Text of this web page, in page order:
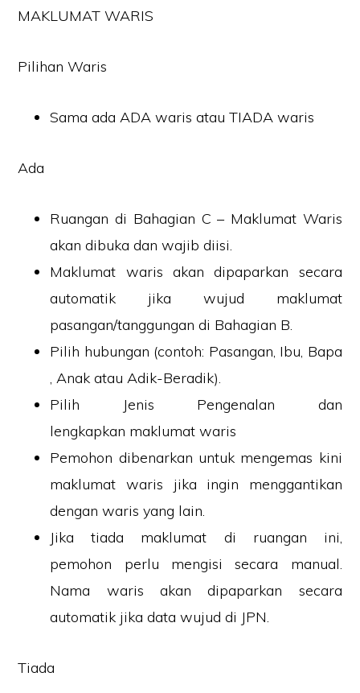
MAKLUMAT WARIS
Pilihan Waris
Sama ada ADA waris atau TIADA waris
Ada
Ruangan di Bahagian C – Maklumat Waris
akan dibuka dan wajib diisi.
Maklumat waris akan dipaparkan secara
automatik jika wujud maklumat
pasangan/tanggungan di Bahagian B.
Pilih hubungan (contoh: Pasangan, Ibu, Bapa
, Anak atau Adik-Beradik).
Pilih Jenis Pengenalan dan
lengkapkan maklumat waris
Pemohon dibenarkan untuk mengemas kini
maklumat waris jika ingin menggantikan
dengan waris yang lain.
Jika tiada maklumat di ruangan ini,
pemohon perlu mengisi secara manual.
Nama waris akan dipaparkan secara
automatik jika data wujud di JPN.
Tiada